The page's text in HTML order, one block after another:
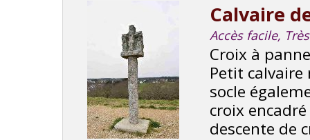
Calvaire
Accès facile,
Croix à
Petit
socle
croix
descente de